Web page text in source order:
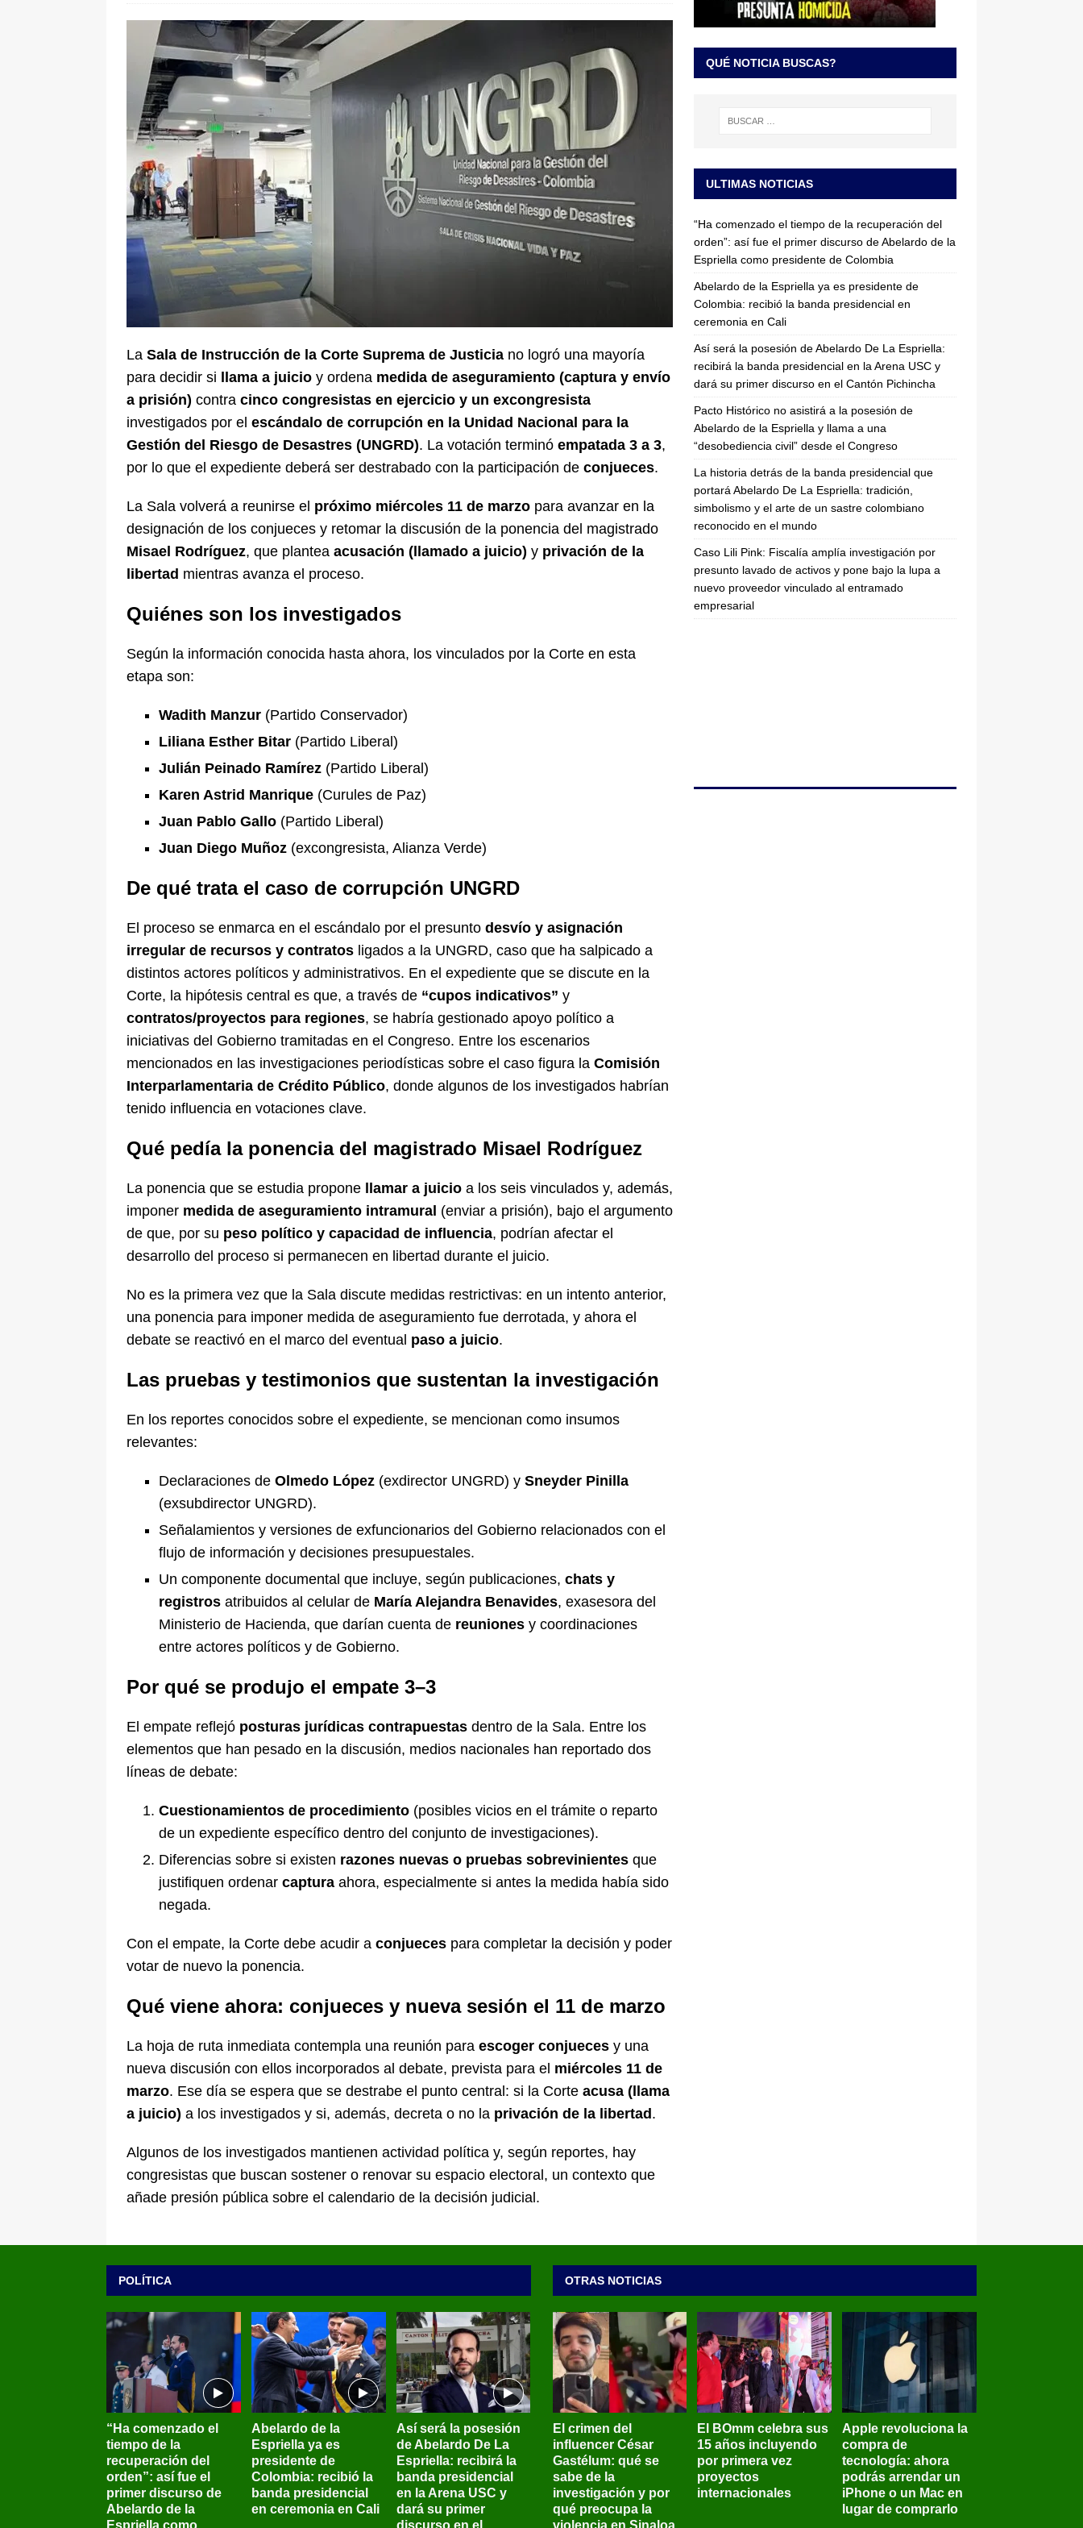
Espriella: tradición, simbolismo y el arte de un sastre colombiano reconocido en el mundo
ÚLTIMO
La Sala de Instrucción de la Corte Suprema de Justicia no logró una mayoría
para decidir si
llama a juicio y ordena medida de aseguramiento (captura y envío
a prisión) contra cinco congresistas en ejercicio y un excongresista
investigados por el escándalo de corrupción en la Unidad Nacional para la
Gestión del Riesgo de Desastres (UNGRD). La votación terminó empatada 3 a 3,
por lo que el expediente deberá ser destrabado con la participación de conjueces.
La Sala volverá a reunirse el próximo miércoles 11 de marzo para avanzar en la
designación de los conjueces y retomar la discusión de la ponencia del magistrado
Misael Rodríguez, que plantea acusación (llamado a juicio) y privación de la
libertad mientras avanza el proceso.
Quiénes son los investigados
Según la información conocida hasta ahora, los vinculados por la Corte en esta
etapa son:
Wadith Manzur (Partido Conservador)
Liliana Esther Bitar (Partido Liberal)
Julián Peinado Ramírez (Partido Liberal)
Karen Astrid Manrique (Curules de Paz)
Juan Pablo Gallo (Partido Liberal)
Juan Diego Muñoz (excongresista, Alianza Verde)
De qué trata el caso de corrupción UNGRD
El proceso se enmarca en el escándalo por el presunto desvío y asignación
irregular de recursos y contratos ligados a la UNGRD, caso que ha salpicado a
distintos actores políticos y administrativos. En el expediente que se discute en la
Corte, la hipótesis central es que, a través de “cupos indicativos” y
contratos/proyectos para regiones, se habría gestionado apoyo político a
iniciativas del Gobierno tramitadas en el Congreso. Entre los escenarios
mencionados en las investigaciones periodísticas sobre el caso figura la Comisión
Interparlamentaria de Crédito Público, donde algunos de los investigados habrían
tenido influencia en votaciones clave.
Qué pedía la ponencia del magistrado Misael Rodríguez
La ponencia que se estudia propone llamar a juicio a los seis vinculados y, además,
imponer medida de aseguramiento intramural (enviar a prisión), bajo el argumento
de que, por su peso político y capacidad de influencia, podrían afectar el
desarrollo del proceso si permanecen en libertad durante el juicio.
No es la primera vez que la Sala discute medidas restrictivas: en un intento anterior,
una ponencia para imponer medida de aseguramiento fue derrotada, y ahora el
debate se reactivó en el marco del eventual paso a juicio.
Las pruebas y testimonios que sustentan la investigación
En los reportes conocidos sobre el expediente, se mencionan como insumos
relevantes:
Declaraciones de Olmedo López (exdirector UNGRD) y Sneyder Pinilla
(exsubdirector UNGRD).
Señalamientos y versiones de exfuncionarios del Gobierno relacionados con el
flujo de información y decisiones presupuestales.
Un componente documental que incluye, según publicaciones, chats y
registros atribuidos al celular de María Alejandra Benavides, exasesora del
Ministerio de Hacienda, que darían cuenta de reuniones y coordinaciones
entre actores políticos y de Gobierno.
Por qué se produjo el empate 3–3
El empate reflejó posturas jurídicas contrapuestas dentro de la Sala. Entre los
elementos que han pesado en la discusión, medios nacionales han reportado dos
líneas de debate:
Cuestionamientos de procedimiento (posibles vicios en el trámite o reparto
de un expediente específico dentro del conjunto de investigaciones).
Diferencias sobre si existen razones nuevas o pruebas sobrevinientes que
justifiquen ordenar captura ahora, especialmente si antes la medida había sido
negada.
Con el empate, la Corte debe acudir a conjueces para completar la decisión y poder
votar de nuevo la ponencia.
Qué viene ahora: conjueces y nueva sesión el 11 de marzo
La hoja de ruta inmediata contempla una reunión para escoger conjueces y una
nueva discusión con ellos incorporados al debate, prevista para el miércoles 11 de
marzo. Ese día se espera que se destrabe el punto central: si la Corte acusa (llama
a juicio) a los investigados y si, además, decreta o no la privación de la libertad .
Algunos de los investigados mantienen actividad política y, según reportes, hay
congresistas que buscan sostener o renovar su espacio electoral, un contexto que
añade presión pública sobre el calendario de la decisión judicial.
QUÉ NOTICIA BUSCAS?
ULTIMAS NOTICIAS
“Ha comenzado el tiempo de la recuperación del
orden”: así fue el primer discurso de Abelardo de la
Espriella como presidente de Colombia
Abelardo de la Espriella ya es presidente de
Colombia: recibió la banda presidencial en
ceremonia en Cali
Así será la posesión de Abelardo De La Espriella:
recibirá la banda presidencial en la Arena USC y
dará su primer discurso en el Cantón Pichincha
Pacto Histórico no asistirá a la posesión de
Abelardo de la Espriella y llama a una
“desobediencia civil” desde el Congreso
La historia detrás de la banda presidencial que
portará Abelardo De La Espriella: tradición,
simbolismo y el arte de un sastre colombiano
reconocido en el mundo
Caso Lili Pink: Fiscalía amplía investigación por
presunto lavado de activos y pone bajo la lupa a
nuevo proveedor vinculado al entramado
empresarial
POLÍTICA
“Ha comenzado el
tiempo de la
recuperación del
orden”: así fue el
primer discurso de
Abelardo de la
Abelardo de la
Espriella ya es
presidente de
Colombia: recibió la
banda presidencial
en ceremonia en Cali
Así será la posesión
de Abelardo De La
Espriella: recibirá la
banda presidencial
en la Arena USC y
dará su primer
OTRAS NOTICIAS
El crimen del
influencer César
Gastélum: qué se
sabe de la
investigación y por
qué preocupa la
El BOmm celebra sus
15 años incluyendo
por primera vez
proyectos
internacionales
Apple revoluciona la
compra de
tecnología: ahora
podrás arrendar un
iPhone o un Mac en
lugar de comprarlo